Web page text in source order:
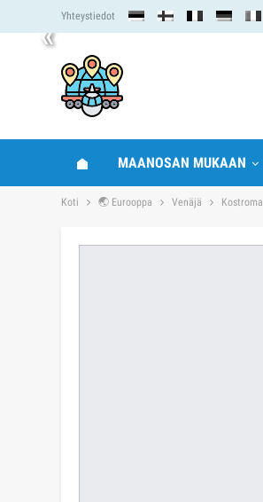
« Yhteystiedot
MAANOSAN MUKAAN
Koti 🌏 Eurooppa Venäjä Kostroma